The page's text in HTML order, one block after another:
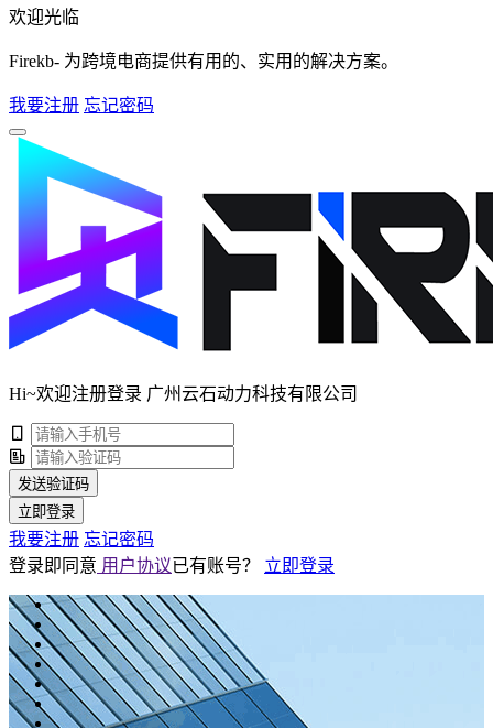
欢迎光临
Firekb- 为跨境电商提供有用的、实用的解决方案。
我要注册 忘记密码
Hi~欢迎注册登录 广州云石动力科技有限公司
发送验证码
立即登录
我要注册 忘记密码
登录即同意 用户协议已有账号？ 立即登录